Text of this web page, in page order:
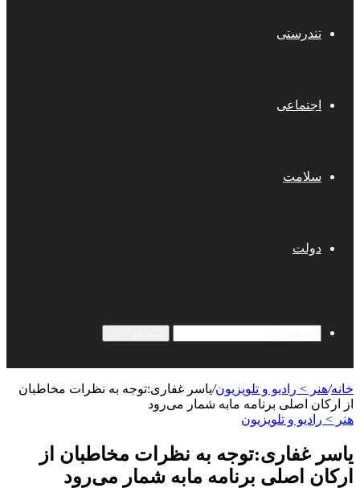
تندرستی
اجتماعی
سلامت
دولت
خانه/هنر > رادیو و تلویزیون/یاسر غفاری:توجه به نظرات مخاطبان
از ارکان اصلی برنامه مابه شمار می‌رود
هنر > رادیو و تلویزیون
یاسر غفاری:توجه به نظرات مخاطبان از
ارکان اصلی برنامه مابه شمار می‌رود